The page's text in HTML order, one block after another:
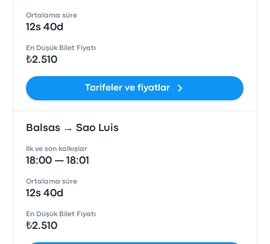
Ortalama süre
12s 40d
En Düşük Bilet Fiyatı
₺2.510
Tarifeler ve fiyatlar
Balsas → Sao Luis
İlk ve son kalkışlar
18:00 — 18:01
Ortalama süre
12s 40d
En Düşük Bilet Fiyatı
₺2.510